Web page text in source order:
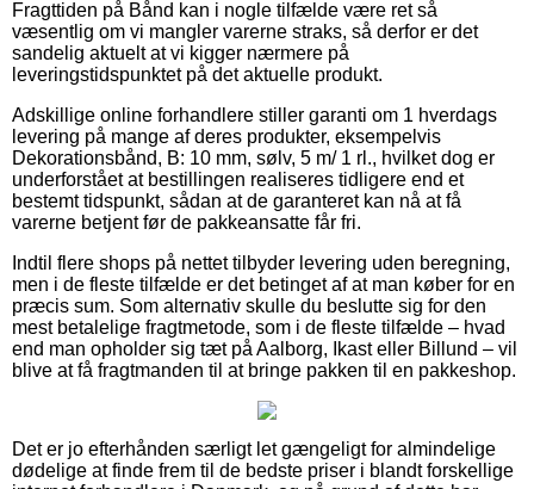
Fragttiden på Bånd kan i nogle tilfælde være ret så
væsentlig om vi mangler varerne straks, så derfor er det
sandelig aktuelt at vi kigger nærmere på
leveringstidspunktet på det aktuelle produkt.
Adskillige online forhandlere stiller garanti om 1 hverdags
levering på mange af deres produkter, eksempelvis
Dekorationsbånd, B: 10 mm, sølv, 5 m/ 1 rl., hvilket dog er
underforstået at bestillingen realiseres tidligere end et
bestemt tidspunkt, sådan at de garanteret kan nå at få
varerne betjent før de pakkeansatte får fri.
Indtil flere shops på nettet tilbyder levering uden beregning,
men i de fleste tilfælde er det betinget af at man køber for en
præcis sum. Som alternativ skulle du beslutte sig for den
mest betalelige fragtmetode, som i de fleste tilfælde – hvad
end man opholder sig tæt på Aalborg, Ikast eller Billund – vil
blive at få fragtmanden til at bringe pakken til en pakkeshop.
Det er jo efterhånden særligt let gængeligt for almindelige
dødelige at finde frem til de bedste priser i blandt forskellige